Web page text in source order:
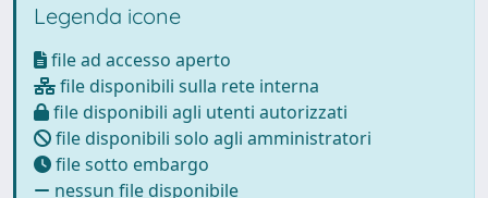
Legenda icone
file ad accesso aperto
file disponibili sulla rete interna
file disponibili agli utenti autorizzati
file disponibili solo agli amministratori
file sotto embargo
nessun file disponibile